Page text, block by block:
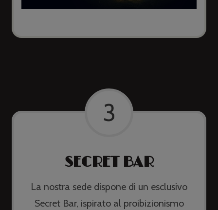
3
SECRET BAR
La nostra sede dispone di un esclusivo
Secret Bar, ispirato al proibizionismo